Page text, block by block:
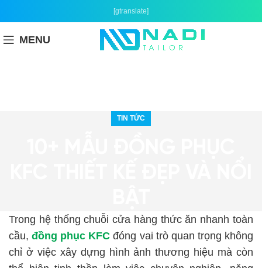
[gtranslate]
MENU
TIN TỨC
Trong hệ thống chuỗi cửa hàng thức ăn nhanh toàn
cầu,đồng phục KFC đóng vai trò quan trọng không
chỉ ở việc xây dựng hình ảnh thương hiệu mà còn